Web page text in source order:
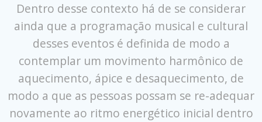
Dentro desse contexto há de se considerar
ainda que a programação musical e cultural
desses eventos é definida de modo a
contemplar um movimento harmônico de
aquecimento, ápice e desaquecimento, de
modo a que as pessoas possam se re-adequar
novamente ao ritmo energético inicial dentro